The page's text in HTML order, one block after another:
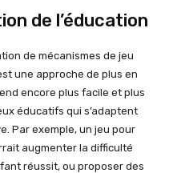
de l’éducation
de mécanismes de jeu
une approche de plus en
encore plus facile et plus
éducatifs qui s’adaptent
Par exemple, un jeu pour
augmenter la difficulté
réussit, ou proposer des